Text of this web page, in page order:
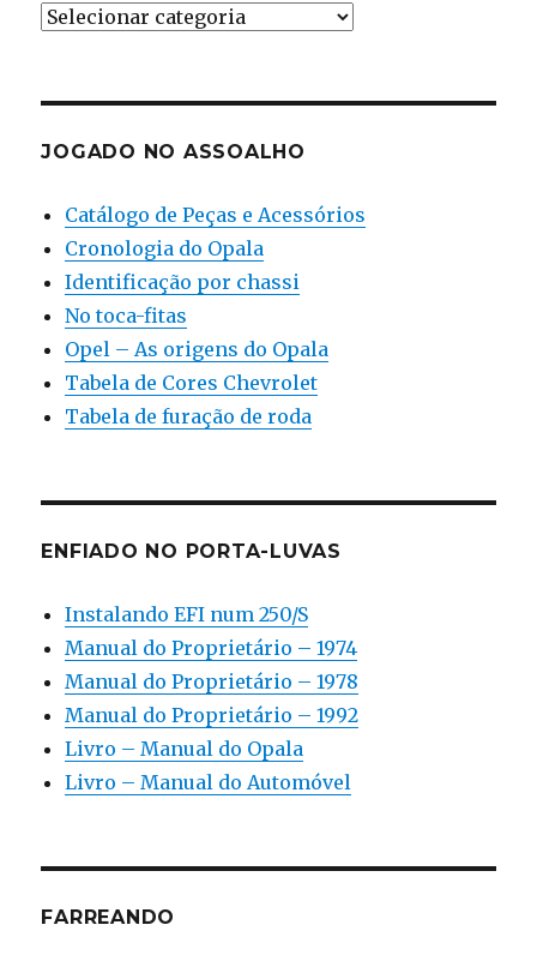
Ferramental
JOGADO NO ASSOALHO
Catálogo de Peças e Acessórios
Cronologia do Opala
Identificação por chassi
No toca-fitas
Opel – As origens do Opala
Tabela de Cores Chevrolet
Tabela de furação de roda
ENFIADO NO PORTA-LUVAS
Instalando EFI num 250/S
Manual do Proprietário – 1974
Manual do Proprietário – 1978
Manual do Proprietário – 1992
Livro – Manual do Opala
Livro – Manual do Automóvel
FARREANDO